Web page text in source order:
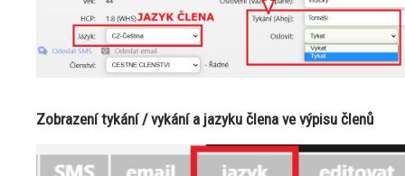
Zobrazení tykání / vykání a jazyku člena ve výpisu členů